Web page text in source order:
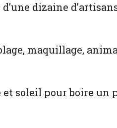
dizaine
maquillage,
et soleil pour boire un